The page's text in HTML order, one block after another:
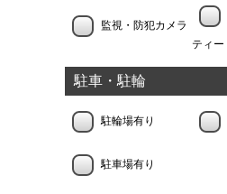
監視・防犯カメラ
ティー
駐車・駐輪
駐輪場有り
駐車場有り